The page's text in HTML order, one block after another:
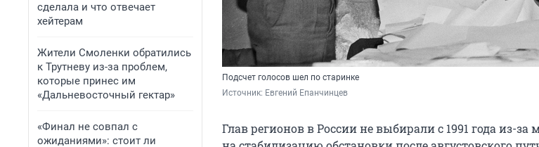
сделала и что отвечает
хейтерам
Жители Смоленки обратились
к Трутневу из-за проблем,
которые принес им
«Дальневосточный гектар»
«Финал не совпал с
ожиданиями»: стоит ли
Подсчет голосов шел по старинке
Источник: Евгений Епанчинцев
Глав регионов в России не выбирали с 1991 года из-за